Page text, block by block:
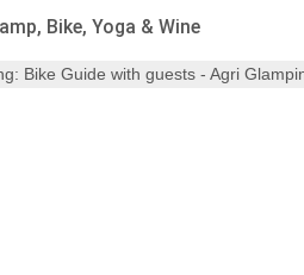
Bike, Yoga & Wine